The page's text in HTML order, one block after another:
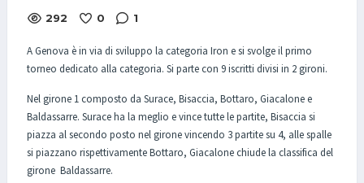
292 0 1
A Genova è in via di sviluppo la categoria Iron e si svolge il primo
torneo dedicato alla categoria. Si parte con 9 iscritti divisi in 2 gironi.
Nel girone 1 composto da Surace, Bisaccia, Bottaro, Giacalone e
Baldassarre. Surace ha la meglio e vince tutte le partite, Bisaccia si
piazza al secondo posto nel girone vincendo 3 partite su 4, alle spalle
si piazzano rispettivamente Bottaro, Giacalone chiude la classifica del
girone Baldassarre.